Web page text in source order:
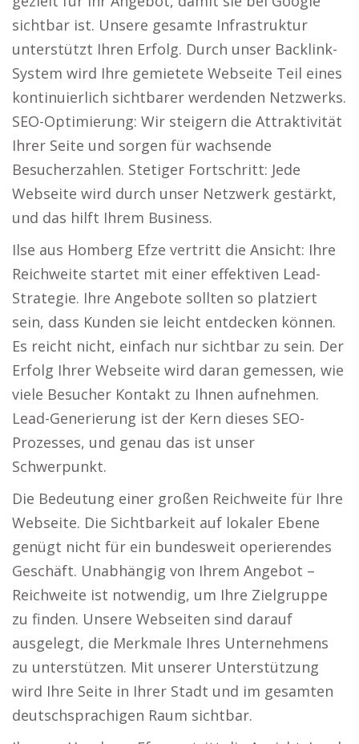
sichtbar ist. Unsere gesamte Infrastruktur
unterstützt Ihren Erfolg. Durch unser Backlink-
System wird Ihre gemietete Webseite Teil eines
kontinuierlich sichtbarer werdenden Netzwerks.
SEO-Optimierung: Wir steigern die Attraktivität
Ihrer Seite und sorgen für wachsende
Besucherzahlen. Stetiger Fortschritt: Jede
Webseite wird durch unser Netzwerk gestärkt,
und das hilft Ihrem Business.
Ilse aus Homberg Efze vertritt die Ansicht: Ihre
Reichweite startet mit einer effektiven Lead-
Strategie. Ihre Angebote sollten so platziert
sein, dass Kunden sie leicht entdecken können.
Es reicht nicht, einfach nur sichtbar zu sein. Der
Erfolg Ihrer Webseite wird daran gemessen, wie
viele Besucher Kontakt zu Ihnen aufnehmen.
Lead-Generierung ist der Kern dieses SEO-
Prozesses, und genau das ist unser
Schwerpunkt.
Die Bedeutung einer großen Reichweite für Ihre
Webseite. Die Sichtbarkeit auf lokaler Ebene
genügt nicht für ein bundesweit operierendes
Geschäft. Unabhängig von Ihrem Angebot –
Reichweite ist notwendig, um Ihre Zielgruppe
zu finden. Unsere Webseiten sind darauf
ausgelegt, die Merkmale Ihres Unternehmens
zu unterstützen. Mit unserer Unterstützung
wird Ihre Seite in Ihrer Stadt und im gesamten
deutschsprachigen Raum sichtbar.